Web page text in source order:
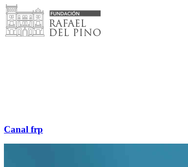
Saltar
al
contenido
Canal frp